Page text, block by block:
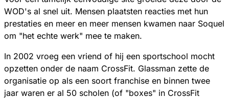
WOD's al snel uit. Mensen plaatsten reacties met hun
prestaties en meer en meer mensen kwamen naar Soquel
om "het echte werk" mee te maken.
In 2002 vroeg een vriend of hij een sportschool mocht
opzetten onder de naam CrossFit. Glassman zette de
organisatie op als een soort franchise en binnen twee
jaar waren er al 50 scholen (of "boxes" in CrossFit